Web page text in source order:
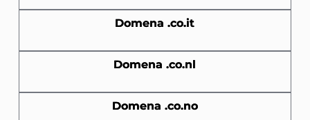
Domena .co.it
Domena .co.nl
Domena .co.no